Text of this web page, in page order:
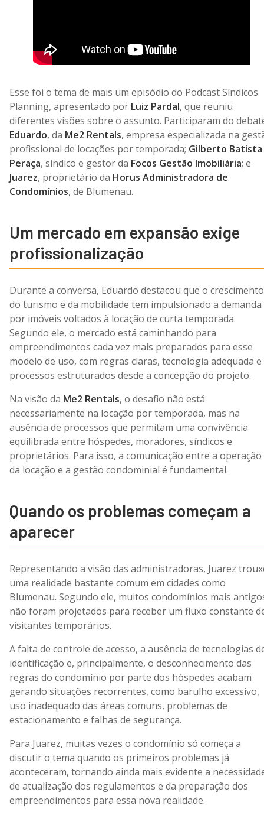
Esse foi o tema de mais um episódio do Podcast Síndicos
Planning, apresentado por Luiz Pardal, que reuniu
diferentes visões sobre o assunto. Participaram do
Eduardo, da Me2 Rentals, empresa especializada na
profissional de locações por temporada; Gilberto Batista
Peraça, síndico e gestor da Focos Gestão Imobiliária; e
Juarez, proprietário da Horus Administradora de
Condomínios, de Blumenau.
Um mercado em expansão exige
profissionalização
Durante a conversa, Eduardo destacou que o crescimento
do turismo e da mobilidade tem impulsionado a demanda
por imóveis voltados à locação de curta temporada.
Segundo ele, o mercado está caminhando para
empreendimentos cada vez mais preparados para esse
modelo de uso, com regras claras, tecnologia adequada e
processos estruturados desde a concepção do projeto.
Na visão da Me2 Rentals, o desafio não está
necessariamente na locação por temporada, mas na
ausência de processos que permitam uma convivência
equilibrada entre hóspedes, moradores, síndicos e
proprietários. Para isso, a comunicação entre a operação
da locação e a gestão condominial é fundamental.
Quando os problemas começam a
aparecer
Representando a visão das administradoras, Juarez
uma realidade bastante comum em cidades como
Blumenau. Segundo ele, muitos condomínios mais
não foram projetados para receber um fluxo constante
visitantes temporários.
A falta de controle de acesso, a ausência de tecnologias
identificação e, principalmente, o desconhecimento das
regras do condomínio por parte dos hóspedes acabam
gerando situações recorrentes, como barulho excessivo,
uso inadequado das áreas comuns, problemas de
estacionamento e falhas de segurança.
Para Juarez, muitas vezes o condomínio só começa a
discutir o tema quando os primeiros problemas já
aconteceram, tornando ainda mais evidente a
de atualização dos regulamentos e da preparação dos
empreendimentos para essa nova realidade.